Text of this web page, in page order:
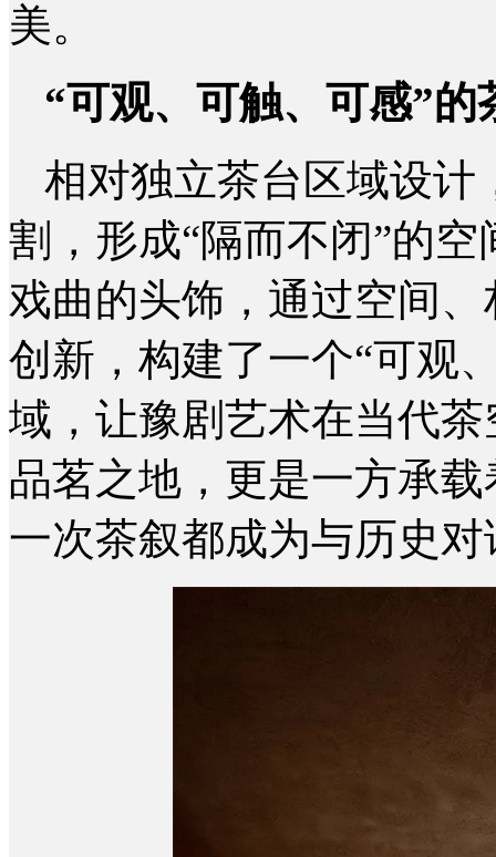
美。
“可观、可触、可感”的
相对独立茶台区域设计
割，形成“隔而不闭”的
戏曲的头饰，通过空间
创新，构建了一个“可观
域，让豫剧艺术在当代
品茗之地，更是一方承
一次茶叙都成为与历史